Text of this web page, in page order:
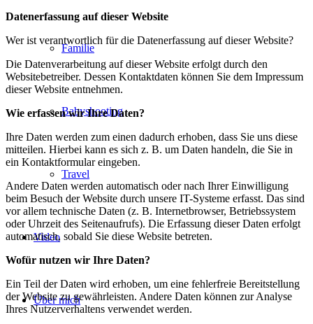
Familie
Babyshooting
Travel
Video
Über mich
Datenerfassung auf dieser Website
Wer ist verantwortlich für die Datenerfassung auf dieser Website?
Die Datenverarbeitung auf dieser Website erfolgt durch den
Websitebetreiber. Dessen Kontaktdaten können Sie dem Impressum
dieser Website entnehmen.
Wie erfassen wir Ihre Daten?
Ihre Daten werden zum einen dadurch erhoben, dass Sie uns diese
mitteilen. Hierbei kann es sich z. B. um Daten handeln, die Sie in
ein Kontaktformular eingeben.
Andere Daten werden automatisch oder nach Ihrer Einwilligung
beim Besuch der Website durch unsere IT-Systeme erfasst. Das sind
vor allem technische Daten (z. B. Internetbrowser, Betriebssystem
oder Uhrzeit des Seitenaufrufs). Die Erfassung dieser Daten erfolgt
automatisch, sobald Sie diese Website betreten.
Wofür nutzen wir Ihre Daten?
Ein Teil der Daten wird erhoben, um eine fehlerfreie Bereitstellung
der Website zu gewährleisten. Andere Daten können zur Analyse
Ihres Nutzerverhaltens verwendet werden.